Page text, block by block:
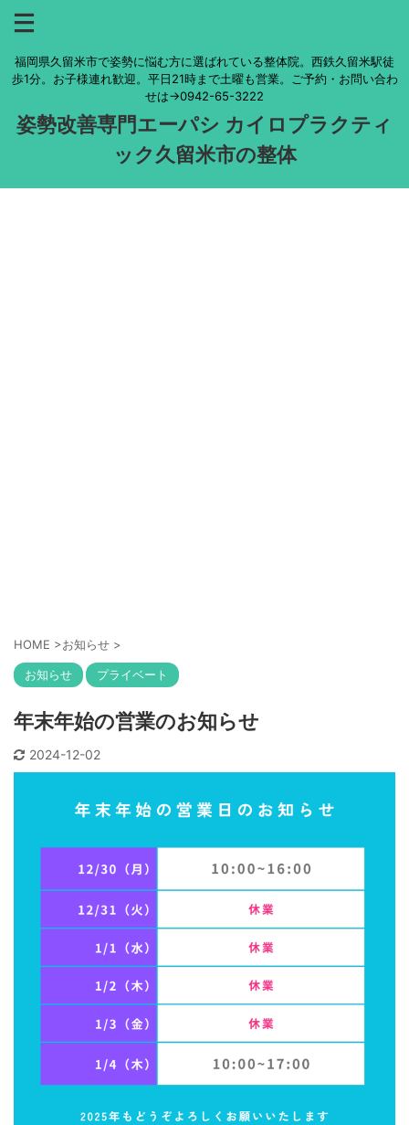
福岡県久留米市で姿勢に悩む方に選ばれている整体院。西鉄久留米駅徒
歩1分。お子様連れ歓迎。平日21時まで土曜も営業。ご予約・お問い合わ
せは→0942-65-3222
姿勢改善専門エーパシ カイロプラクティ
ック久留米市の整体
HOME >お知らせ >
お知らせ プライベート
年末年始の営業のお知らせ
2024-12-02